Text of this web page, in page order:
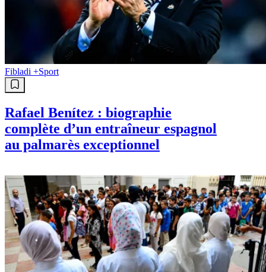
Fibladi +Sport
Rafael Benítez : biographie
complète d’un entraîneur espagnol
au palmarès exceptionnel